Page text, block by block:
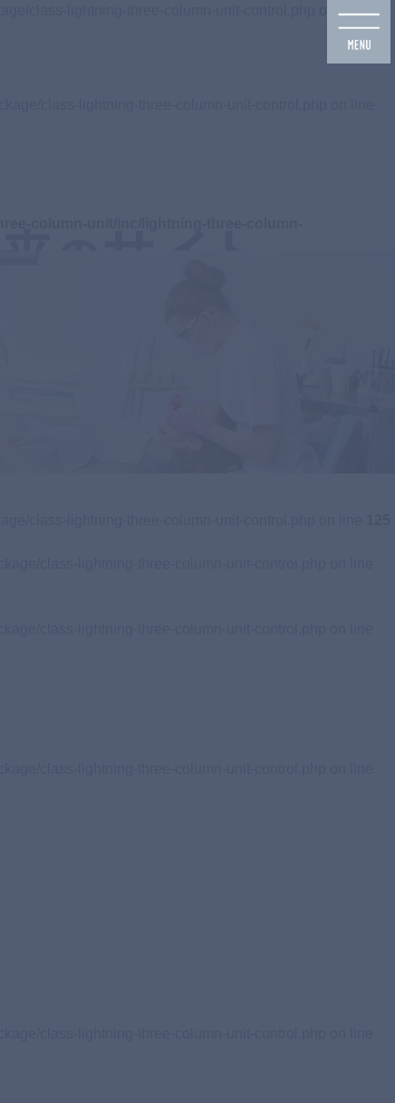
class-lightning-three-column-unit-control.php on line125
class-lightning-three-column-unit-control.php on line
column-unit/inc/lightning-three-column-
class-lightning-three-column-unit-control.php on line
class-lightning-three-column-unit-control.php on line
class-lightning-three-column-unit-control.php on line
class-lightning-three-column-unit-control.php on line
class-lightning-three-column-unit-control.php on line